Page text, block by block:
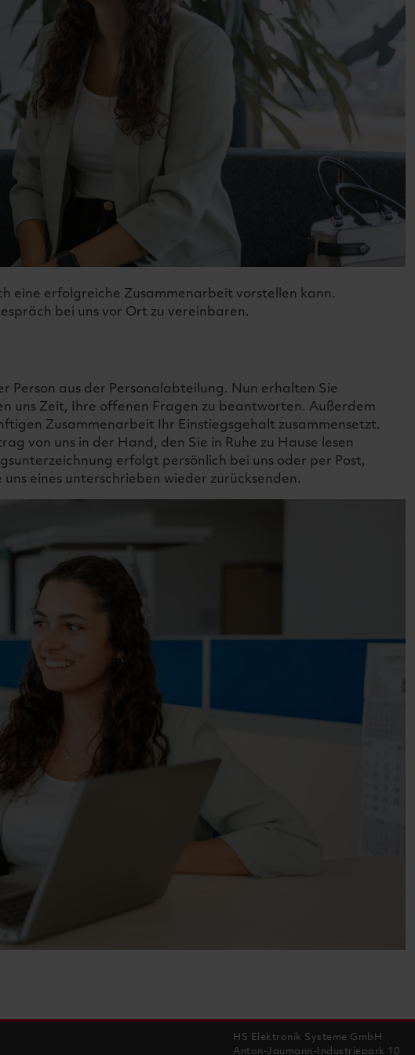
eine erfolgreiche Zusammenarbeit vorstellen kann.
bei uns vor Ort zu vereinbaren.
Person aus der Personalabteilung. Nun erhalten Sie
uns Zeit, Ihre offenen Fragen zu beantworten. Außerdem
Zusammenarbeit Ihr Einstiegsgehalt zusammensetzt.
von uns in der Hand, den Sie in Ruhe zu Hause lesen
erfolgt persönlich bei uns oder per Post,
eines unterschrieben wieder zurücksenden.
HS Elektronik Systeme GmbH
Anton-Jaumann-Industriepark 10